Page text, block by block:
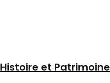
Histoire et Patrimoine